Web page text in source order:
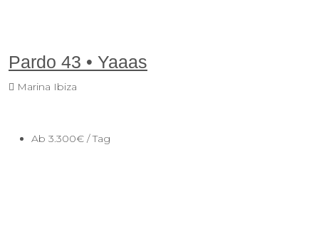
Pardo 43 • Yaaas
Marina Ibiza
Ab 3.300€ / Tag